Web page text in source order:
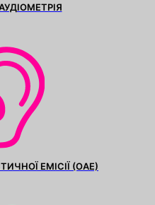
ЕМІСІЇ (ОАЕ)